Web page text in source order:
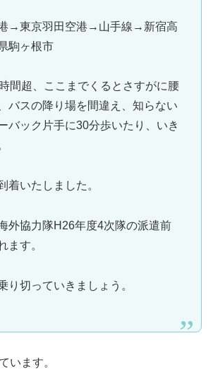
→東京羽田空港→山手線→新宿高
駒ヶ根市
間超、ここまでくるとさすがに腰
バスの降り場を間違え、知らない
バック片手に30分歩いたり、いき
着いたしました。
外協力隊H26年度4次隊の派遣前
ます。
り切っていきましょう。
います。